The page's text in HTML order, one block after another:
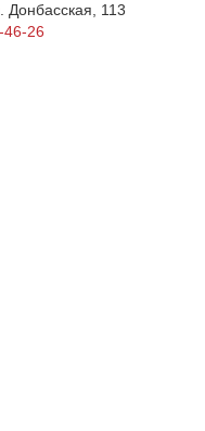
Донбасская, 113
46-26